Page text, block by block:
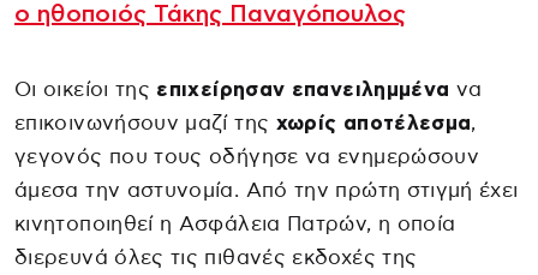
ο ηθοποιός Τάκης Παναγόπουλος
Οι οικείοι της επιχείρησαν επανειλημμένα να
επικοινωνήσουν μαζί της χωρίς αποτέλεσμα,
γεγονός που τους οδήγησε να ενημερώσουν
άμεσα την αστυνομία. Από την πρώτη στιγμή έχει
κινητοποιηθεί η Ασφάλεια Πατρών, η οποία
διερευνά όλες τις πιθανές εκδοχές της